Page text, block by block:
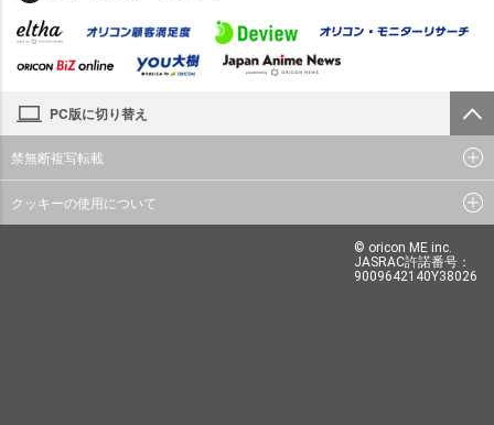
PC版に切り替え
禁無断複写転載
クッキーの使用について
© oricon ME inc.
JASRAC許諾番号：
9009642140Y38026